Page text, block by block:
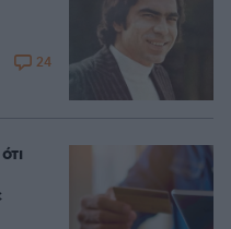
24